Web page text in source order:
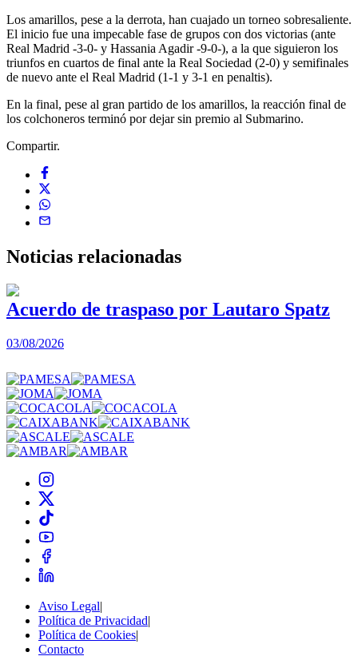
Los amarillos, pese a la derrota, han cuajado un torneo sobresaliente.
El inicio fue una impecable fase de grupos con dos victorias (ante
Real Madrid -3-0- y Hassania Agadir -9-0-), a la que siguieron los
triunfos en cuartos de final ante la Real Sociedad (2-0) y semifinales
de nuevo ante el Real Madrid (1-1 y 3-1 en penaltis).
En la final, pese al gran partido de los amarillos, la reacción final de
los colchoneros terminó por dejar sin premio al Submarino.
Compartir.
Noticias relacionadas
Acuerdo de traspaso por Lautaro Spatz
03/08/2026
Aviso Legal|
Política de Privacidad|
Política de Cookies|
Contacto